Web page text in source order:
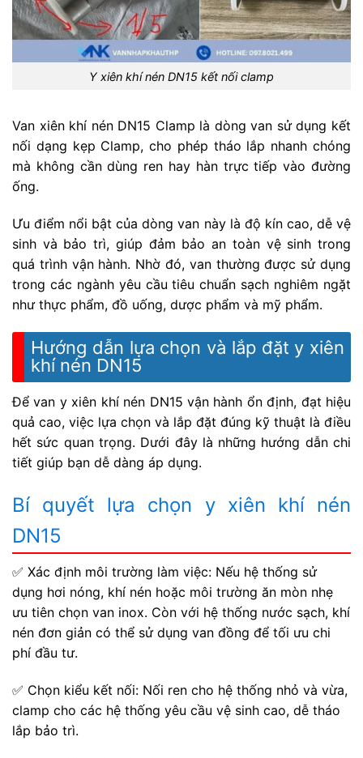
Y xiên khí nén DN15 kết nối clamp
Van xiên khí nén DN15 Clamp là dòng van sử dụng kết
nối dạng kẹp Clamp, cho phép tháo lắp nhanh chóng
mà không cần dùng ren hay hàn trực tiếp vào đường
ống.
Ưu điểm nổi bật của dòng van này là độ kín cao, dễ vệ
sinh và bảo trì, giúp đảm bảo an toàn vệ sinh trong
quá trình vận hành. Nhờ đó, van thường được sử dụng
trong các ngành yêu cầu tiêu chuẩn sạch nghiêm ngặt
như thực phẩm, đồ uống, dược phẩm và mỹ phẩm.
Hướng dẫn lựa chọn và lắp đặt y xiên
khí nén DN15
Để van y xiên khí nén DN15 vận hành ổn định, đạt hiệu
quả cao, việc lựa chọn và lắp đặt đúng kỹ thuật là điều
hết sức quan trọng. Dưới đây là những hướng dẫn chi
tiết giúp bạn dễ dàng áp dụng.
Bí quyết lựa chọn y xiên khí nén
DN15
✅ Xác định môi trường làm việc: Nếu hệ thống sử
dụng hơi nóng, khí nén hoặc môi trường ăn mòn nhẹ
ưu tiên chọn van inox. Còn với hệ thống nước sạch, khí
nén đơn giản có thể sử dụng van đồng để tối ưu chi
phí đầu tư.
✅ Chọn kiểu kết nối: Nối ren cho hệ thống nhỏ và vừa,
clamp cho các hệ thống yêu cầu vệ sinh cao, dễ tháo
lắp bảo trì.